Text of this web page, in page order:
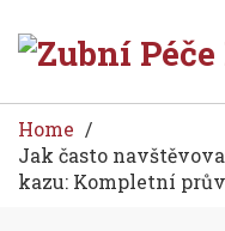
Home
Jak často
kazu: Kompletní